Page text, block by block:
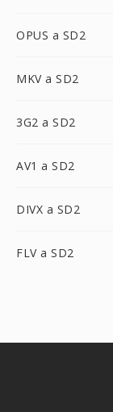
OPUS a SD2
MKV a SD2
3G2 a SD2
AV1 a SD2
DIVX a SD2
FLV a SD2